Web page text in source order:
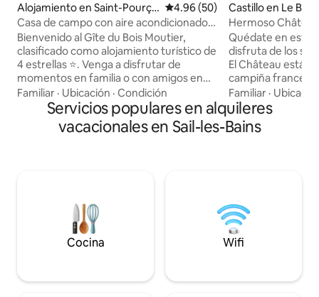
Alojamiento en Saint-Pourçai
n-sur-Besbre
Calificación promedio: 4.96 de
4.96 (50)
Casa de campo con aire acondicionado a
1 minuto y 30 segundos del PAL - 8
personas
Bienvenido al Gîte du Bois Moutier,
clasificado como alojamiento turístico de
4 estrellas ⭐️. Venga a disfrutar de
momentos en familia o con amigos en
nuestra pequeña casa de Borgoña,
recientemente renovada con un estilo
“Campagne Chic”. ❄️ Aire acondicionado,
con estacionamiento privado, terraza,
para 8 personas – 3 habitaciones
temáticas. Llegada autónoma 🔑
Familiar · Ubicación · Condición
Castillo en Le
Hermoso
Auvernia
Quédate en este
disfruta de los
El Château está
campiña
de algunas
actividades al aire
comedor, su gran
estar al aire libre,
que nunca
Familiar ·
Servicios populares en alquileres
vacacionales en Sail-les-Bains
Cocina Wifi